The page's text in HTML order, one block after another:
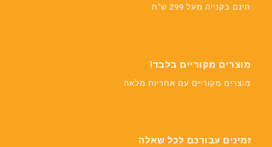
חינם בקנייה מעל 299 ש"ח
מוצרים מקוריים בלבד!
מוצרים מקוריים עם אחריות מלאה
זמינים עבורכם לכל שאלה